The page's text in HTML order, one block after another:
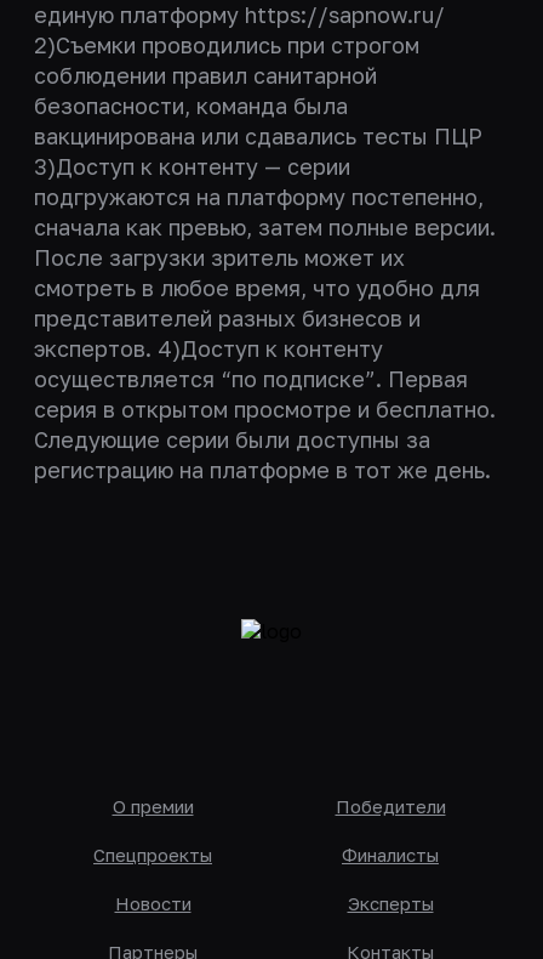
единую платформу https://sapnow.ru/
2)Съемки проводились при строгом
соблюдении правил санитарной
безопасности, команда была
вакцинирована или сдавались тесты ПЦР
3)Доступ к контенту — серии
подгружаются на платформу постепенно,
сначала как превью, затем полные версии.
После загрузки зритель может их
смотреть в любое время, что удобно для
представителей разных бизнесов и
экспертов. 4)Доступ к контенту
осуществляется “по подписке”. Первая
серия в открытом просмотре и бесплатно.
Следующие серии были доступны за
регистрацию на платформе в тот же день.
О премии
Спецпроекты
Новости
Партнеры
Победители
Финалисты
Эксперты
Контакты